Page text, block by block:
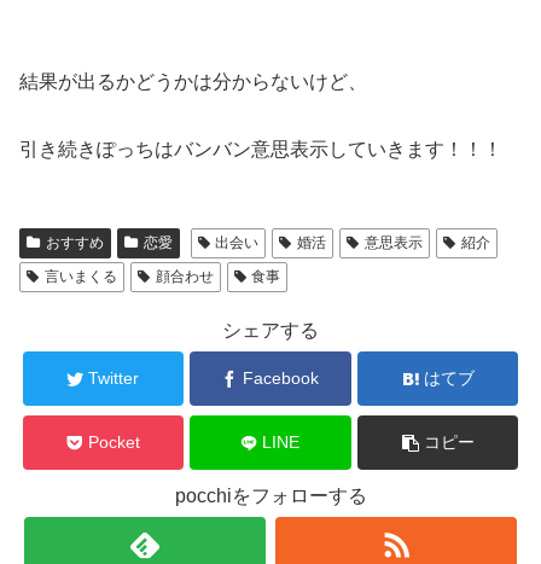
結果が出るかどうかは分からないけど、
引き続きぽっちはバンバン意思表示していきます！！！
おすすめ 恋愛 出会い 婚活 意思表示
紹介
言いまくる
顔合わせ 食事
シェアする
Twitter Facebook はてブ
Pocket LINE コピー
pocchiをフォローする